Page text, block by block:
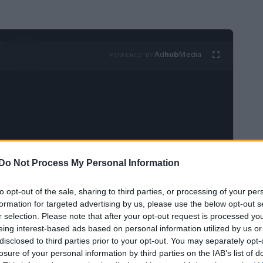
Do Not Process My Personal Information
opt-out of the sale, sharing to third parties, or processing of your
for targeted advertising by us, please use the below opt-out
selection. Please note that after your opt-out request is processed
interest-based ads based on personal information utilized by us
to third parties prior to your opt-out. You may separately
of your personal information by third parties on the IAB’s list of
AdhubMedia
uno dei capi imprescindibili per il
inverno. Questo modello, noto per la sua
rappresenta un alleato ideale per affrontare le
design avvolgente e raffinato consente di
dal lavoro ai momenti di svago.